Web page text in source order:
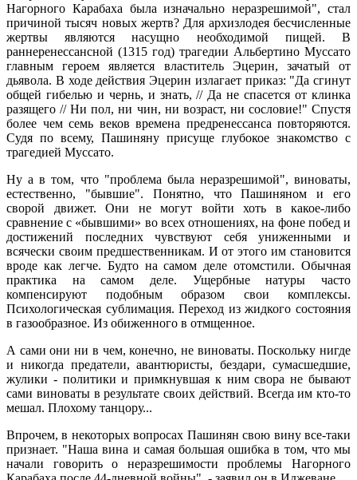
Нагорного Карабаха была изначально неразрешимой", стал
причиной тысяч новых жертв? Для архизлодея бесчисленные
жертвы являются насущно необходимой пищей. В
раннеренессансной (1315 год) трагедии Альбертино Муссато
главным героем является властитель Эцерин, зачатый от
дьявола. В ходе действия Эцерин излагает приказ: "Да сгинут
общей гибелью и чернь, и знать, // Да не спасется от клинка
разящего // Ни пол, ни чин, ни возраст, ни сословие!" Спустя
более чем семь веков времена предренессанса повторяются.
Судя по всему, Пашиняну присуще глубокое знакомство с
трагедией Муссато.
Ну а в том, что "проблема была неразрешимой", виноваты,
естественно, "бывшие". Понятно, что Пашиняном и его
сворой движет. Они не могут войти хоть в какое-либо
сравнение с «бывшими» во всех отношениях, на фоне побед и
достижений последних чувствуют себя униженными и
всячески своим предшественникам. И от этого им становится
вроде как легче. Будто на самом деле отомстили. Обычная
практика на самом деле. Ущербные натуры часто
компенсируют подобным образом свои комплексы.
Психологическая сублимация. Переход из жидкого состояния
в газообразное. Из обиженного в отмщенное.
А сами они ни в чем, конечно, не виноваты. Поскольку нигде
и никогда предатели, авантюристы, бездари, сумасшедшие,
жулики - политики и примкнувшая к ним свора не бывают
сами виноваты в результате своих действий. Всегда им кто-то
мешал. Плохому танцору...
Впрочем, в некоторых вопросах Пашинян свою вину все-таки
признает. "Наша вина и самая большая ошибка в том, что мы
начали говорить о неразрешимости проблемы Нагорного